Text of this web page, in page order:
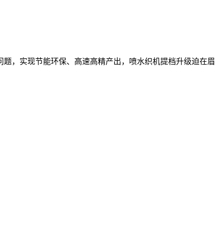
，实现节能环保、高速高精产出，喷水织机提档升级迫在眉